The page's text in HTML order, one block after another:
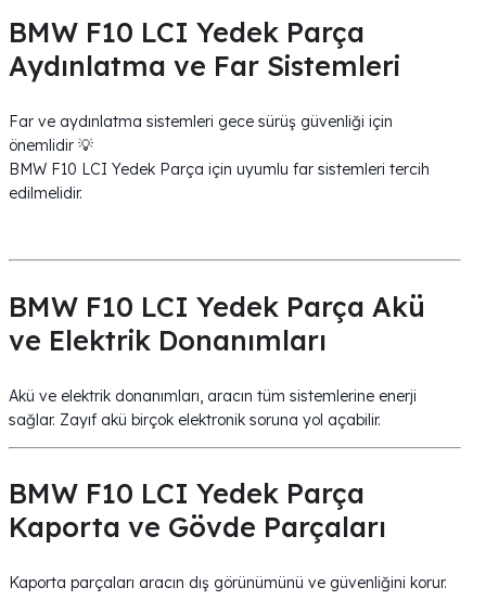
BMW F10 LCI Yedek Parça
Aydınlatma ve Far Sistemleri
Far ve aydınlatma sistemleri gece sürüş güvenliği için
önemlidir 💡
BMW F10 LCI Yedek Parça için uyumlu far sistemleri tercih
edilmelidir.
BMW F10 LCI Yedek Parça Akü
ve Elektrik Donanımları
Akü ve elektrik donanımları, aracın tüm sistemlerine enerji
sağlar. Zayıf akü birçok elektronik soruna yol açabilir.
BMW F10 LCI Yedek Parça
Kaporta ve Gövde Parçaları
Kaporta parçaları aracın dış görünümünü ve güvenliğini korur.